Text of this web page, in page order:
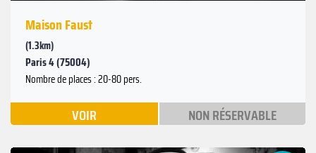
Maison Faust
(1.3km)
Paris 4 (75004)
Nombre de places : 20-80 pers.
VOIR NON RÉSERVABLE